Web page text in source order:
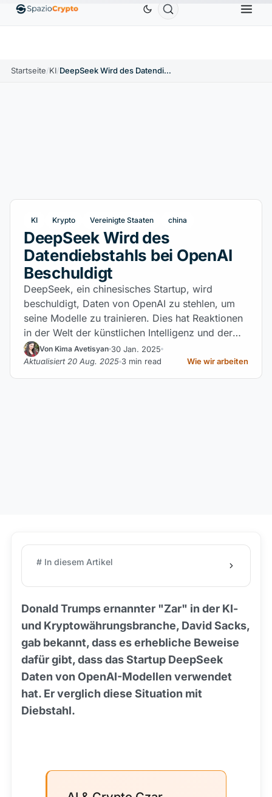
EthereumETH1.880,58 $ TetherUSDT0,9991 $ BNBBNB
Startseite/KI/ DeepSeek Wird des Datendiebstahls bei OpenAI Beschuldigt
KI Krypto Vereinigte Staaten china
DeepSeek Wird des
Datendiebstahls bei OpenAI
Beschuldigt
DeepSeek, ein chinesisches Startup, wird
beschuldigt, Daten von OpenAI zu stehlen, um
seine Modelle zu trainieren. Dies hat Reaktionen
in der Welt der künstlichen Intelligenz und der
Kryptowährungen ausgelöst, mit erheblichen
Auswirkungen auf Aktien und den
Kryptowährungsmarkt.
Von Kima Avetisyan 30 Jan. 2025
Aktualisiert 20 Aug. 2025 3 min read Wie wir arbeiten
# In diesem Artikel
Donald Trumps ernannter "Zar" in der KI-
und Kryptowährungsbranche, David Sacks,
gab bekannt, dass es erhebliche Beweise
dafür gibt, dass das Startup DeepSeek
Daten von OpenAI-Modellen verwendet
hat. Er verglich diese Situation mit
Diebstahl.